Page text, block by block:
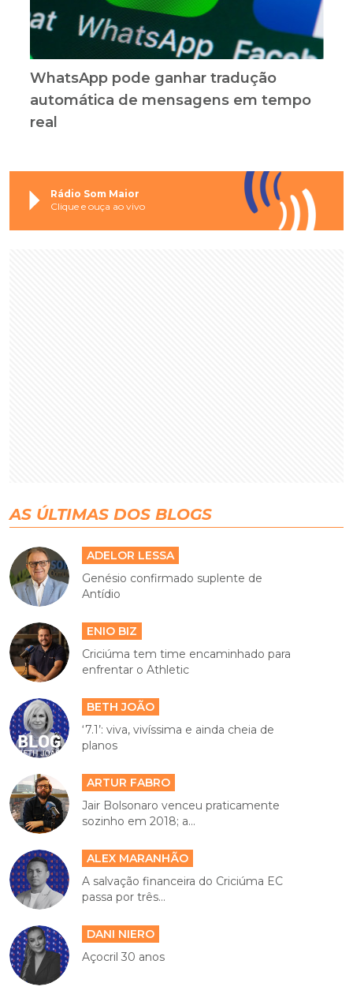
WhatsApp pode ganhar tradução
automática de mensagens em tempo
real
Rádio Som Maior
Clique e ouça ao vivo
AS ÚLTIMAS DOS BLOGS
ADELOR LESSA
Genésio confirmado suplente de
Antídio
ENIO BIZ
Criciúma tem time encaminhado para
enfrentar o Athletic
BETH JOÃO
‘7.1’: viva, vivíssima e ainda cheia de
planos
ARTUR FABRO
Jair Bolsonaro venceu praticamente
sozinho em 2018; a...
ALEX MARANHÃO
A salvação financeira do Criciúma EC
passa por três...
DANI NIERO
Açocril 30 anos